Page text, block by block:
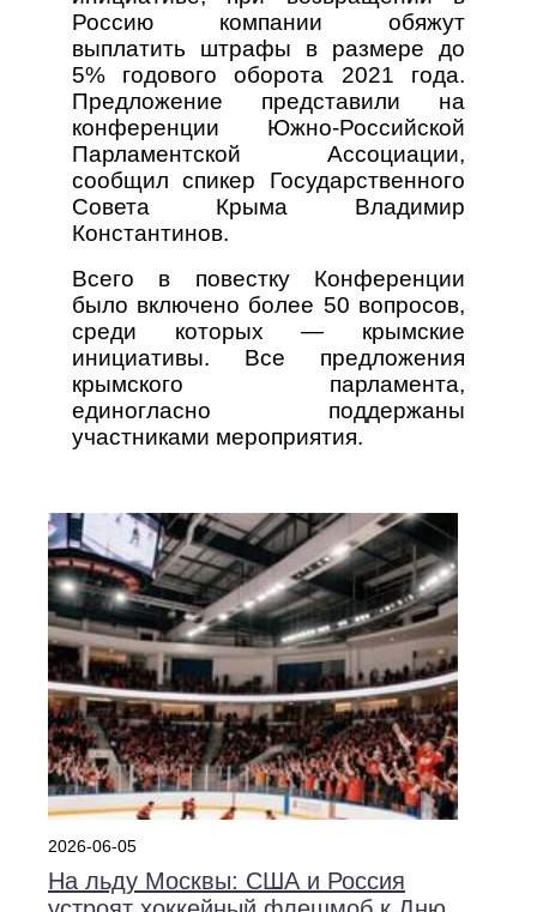
Россию компании обяжут
выплатить штрафы в размере до
5% годового оборота 2021 года.
Предложение представили на
конференции Южно-Российской
Парламентской Ассоциации,
сообщил спикер Государственного
Совета Крыма Владимир
Константинов.
Всего в повестку Конференции
было включено более 50 вопросов,
среди которых — крымские
инициативы. Все предложения
крымского парламента,
единогласно поддержаны
участниками мероприятия.
2026-06-05
На льду Москвы: США и Россия